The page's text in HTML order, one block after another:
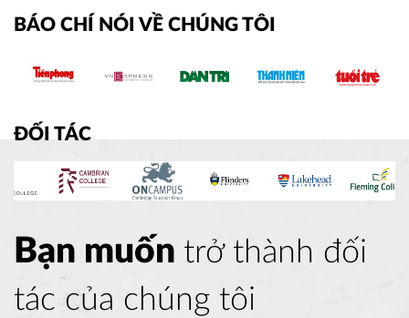
BÁO CHÍ NÓI VỀ CHÚNG TÔI
ĐỐI TÁC
Bạn muốn trở thành đối
tác của chúng tôi